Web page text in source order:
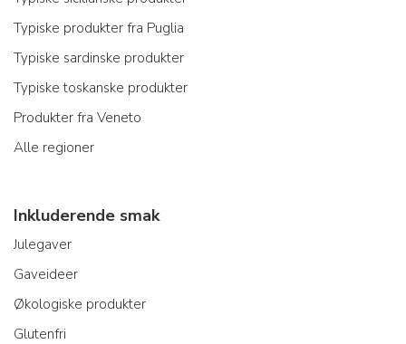
Typiske produkter fra Puglia
Typiske sardinske produkter
Typiske toskanske produkter
Produkter fra Veneto
Alle regioner
Inkluderende smak
Julegaver
Gaveideer
Økologiske produkter
Glutenfri